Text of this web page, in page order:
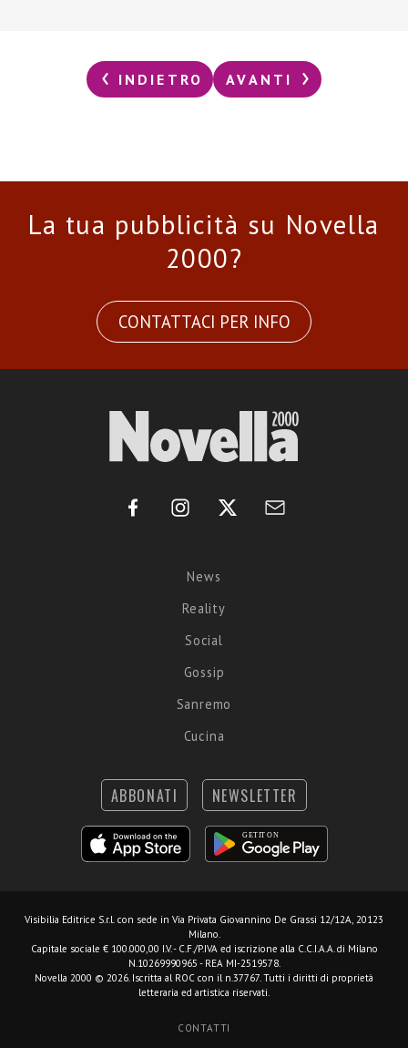
INDIETRO AVANTI
La tua pubblicità su Novella
2000?
CONTATTACI PER INFO
News
Reality
Social
Gossip
Sanremo
Cucina
ABBONATI NEWSLETTER
Visibilia Editrice S.r.l. con sede in Via Privata Giovannino De Grassi 12/12A, 20123
Milano.
Capitale sociale € 100.000,00 I.V. - C.F./P.IVA ed iscrizione alla C.C.I.A.A. di Milano
N.10269990965 - REA MI-2519578.
Novella 2000 © 2026. Iscritta al ROC con il n.37767. Tutti i diritti di proprietà
letteraria ed artistica riservati.
CONTATTI